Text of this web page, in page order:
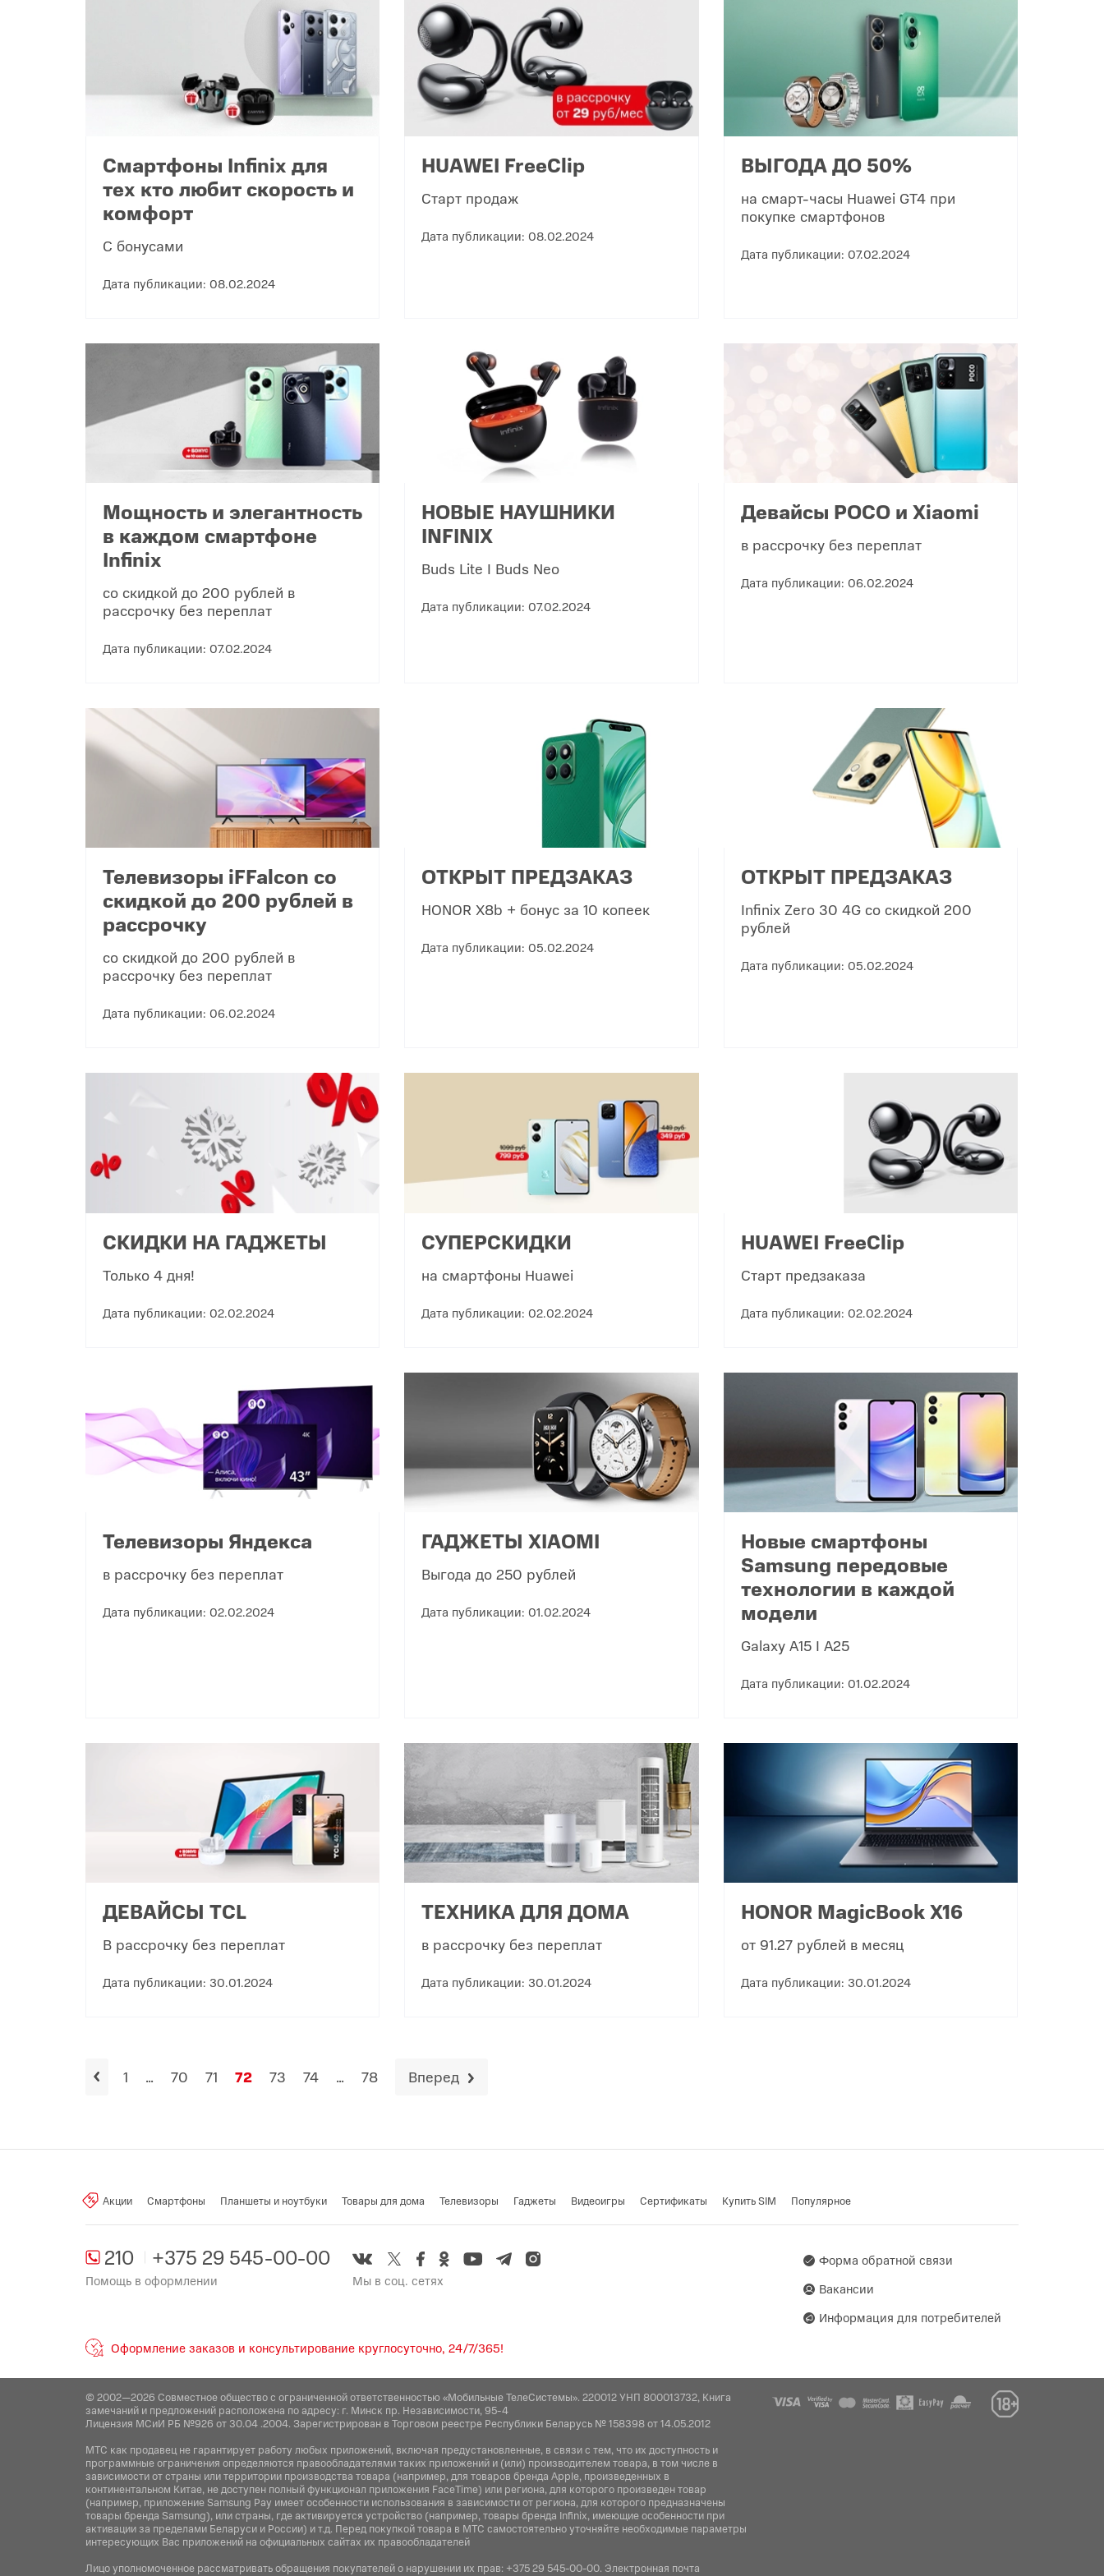
POCO
POCO F
POCO M
POCO X
realme
realme C
realme 14
realme note
TCL
TCL 50
TCL 60
TCL 70
vivo V
vivo X
Infinix Note
TECNO
Camon
Pova
Blackview
Видеоигры
Интернет для дома
Cертификаты
Смартфоны Infinix для
тех кто любит скорость и
комфорт
С бонусами
Дата публикации: 08.02.2024
HUAWEI FreeClip
Старт продаж
Дата публикации: 08.02.2024
ВЫГОДА ДО 50%
на смарт-часы Huawei GT4 при
покупке смартфонов
Дата публикации: 07.02.2024
Мощность и элегантность
в каждом смартфоне
Infinix
со скидкой до 200 рублей в
рассрочку без переплат
Дата публикации: 07.02.2024
НОВЫЕ НАУШНИКИ
INFINIX
Buds Lite I Buds Neo
Дата публикации: 07.02.2024
Девайсы POCO и Xiaomi
в рассрочку без переплат
Дата публикации: 06.02.2024
Телевизоры iFFalcon со
скидкой до 200 рублей в
рассрочку
со скидкой до 200 рублей в
рассрочку без переплат
Дата публикации: 06.02.2024
ОТКРЫТ ПРЕДЗАКАЗ
HONOR X8b + бонус за 10 копеек
Дата публикации: 05.02.2024
ОТКРЫТ ПРЕДЗАКАЗ
Infinix Zero 30 4G со скидкой 200
рублей
Дата публикации: 05.02.2024
СКИДКИ НА ГАДЖЕТЫ
Только 4 дня!
Дата публикации: 02.02.2024
СУПЕРСКИДКИ
на смартфоны Huawei
Дата публикации: 02.02.2024
HUAWEI FreeClip
Старт предзаказа
Дата публикации: 02.02.2024
Телевизоры Яндекса
в рассрочку без переплат
Дата публикации: 02.02.2024
ГАДЖЕТЫ XIAOMI
Выгода до 250 рублей
Дата публикации: 01.02.2024
Новые смартфоны
Samsung передовые
технологии в каждой
модели
Galaxy A15 I A25
Дата публикации: 01.02.2024
ДЕВАЙСЫ TCL
В рассрочку без переплат
Дата публикации: 30.01.2024
ТЕХНИКА ДЛЯ ДОМА
в рассрочку без переплат
Дата публикации: 30.01.2024
HONOR MagicBook X16
от 91.27 рублей в месяц
Дата публикации: 30.01.2024
1 ... 70 71 72 73 74 ... 78 Вперед
Акции Смартфоны Планшеты и ноутбуки Товары для дома Телевизоры Гаджеты Видеоигры Cертификаты Купить SIM Популярное
210 +375 29 545-00-00
Помощь в оформлении Мы в соц. сетях
Форма обратной связи
Вакансии
Информация для потребителей
Оформление заказов и консультирование круглосуточно, 24/7/365!
© 2002—2026 Совместное общество с ограниченной ответственностью «Мобильные ТелеСистемы». 220012 УНП 800013732, Книга
замечаний и предложений расположена по адресу: г. Минск пр. Независимости, 95-4
Лицензия МСиИ РБ №926 от 30.04 .2004. Зарегистрирован в Торговом реестре Республики Беларусь № 158398 от 14.05.2012
МТС как продавец не гарантирует работу любых приложений, включая предустановленные, в связи с тем, что их доступность и
программные ограничения определяются правообладателями таких приложений и (или) производителем товара, в том числе в
зависимости от страны или территории производства товара (например, для товаров бренда Apple, произведенных в
континентальном Китае, не доступен полный функционал приложения FaceTime) или региона, для которого произведен товар
(например, приложение Samsung Pay имеет особенности использования в зависимости от региона, для которого предназначены
товары бренда Samsung), или страны, где активируется устройство (например, товары бренда Infiniх, имеющие особенности при
активации за пределами Беларуси и России) и т.д. Перед покупкой товара в МТС самостоятельно уточняйте необходимые параметры
интересующих Вас приложений на официальных сайтах их правообладателей
Лицо уполномоченное рассматривать обращения покупателей о нарушении их прав: +375 29 545-00-00. Электронная почта